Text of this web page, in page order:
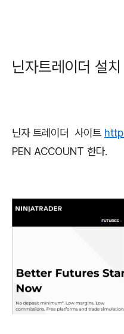
닌자트레이더 설치
닌자 트레이더 사이트
PEN ACCOUNT 한다.